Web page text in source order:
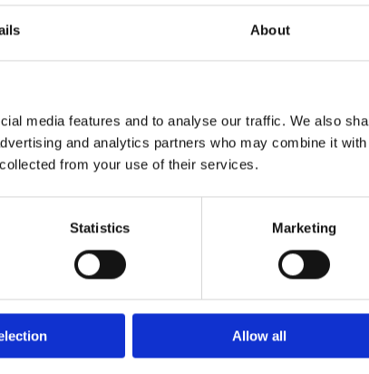
About
media features and to analyse our traffic. We also
and analytics partners who may combine it with
from your use of their services.
Statistics Marketing
Allow all
semester är en
stressfri
Tänk att packa dina resväskor bara
en ny stad och vackra
att behöva tänka på stressen
din stressfria
ombord på ett bekvämt